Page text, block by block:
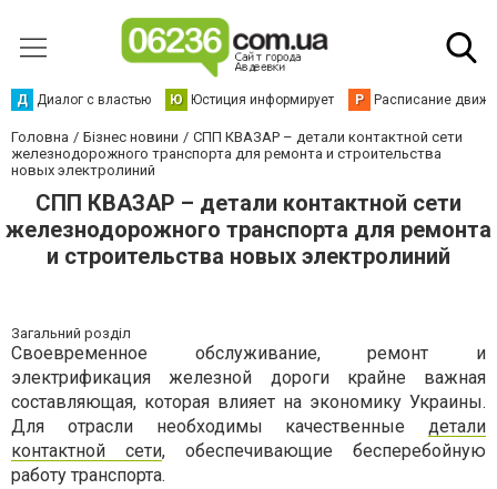
Д Диалог с властью Ю Юстиция информирует Р Расписание
Головна Бізнес новини
СПП КВАЗАР – детали контактной сети
железнодорожного транспорта для ремонта и строительства
новых электролиний
СПП КВАЗАР – детали контактной сети
железнодорожного транспорта для ремонта
и строительства новых электролиний
Загальний розділ
Своевременное обслуживание, ремонт и
электрификация железной дороги крайне важная
составляющая, которая влияет на экономику Украины.
Для отрасли необходимы качественные детали
контактной сети, обеспечивающие бесперебойную
работу транспорта.